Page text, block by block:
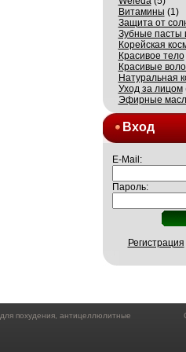
Витамины (1)
Защита от
Зубные пасты
Корейская
Красивое тело
Красивые
Натуральная
Уход за лицом
Эфирные
Вход
E-Mail:
Пароль:
Регистрация
похудения, антицеллюлитные